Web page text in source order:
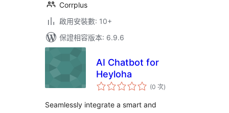
Corrplus
啟用安裝數: 10+
保證相容版本: 6.9.6
AI Chatbot for
Heyloha
(0 次評
分)
Seamlessly integrate a smart and